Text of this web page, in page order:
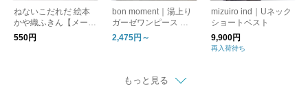
ねないこだれだ 絵本
かや織ふきん【メール
便可】
550円
bon moment｜湯上り
ガーゼワンピース ル
ームワンピース
2,475円～
mizuiro ind｜Uネック
ショートベスト
9,900円
再入荷待ち
もっと見る